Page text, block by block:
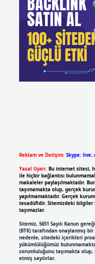
Reklam ve İletişim: Skype:
Yasal Uyarı: Bu internet sitesi,
ile hiçbir bağlantısı
makaleler paylaşılmaktadır.
taşımamakta olup, gerçek
yapılmamaktadır. Gerçek
tesadüfidir. Sitemizdeki
taşımazlar.
Sitemiz, 5651 Sayılı Kanun
(BTK) tarafından onaylanmış
nedenle, sitedeki içerikleri
yükümlülüğümüz
sorumluluğunu taşımakta
etmiş sayılırlar.